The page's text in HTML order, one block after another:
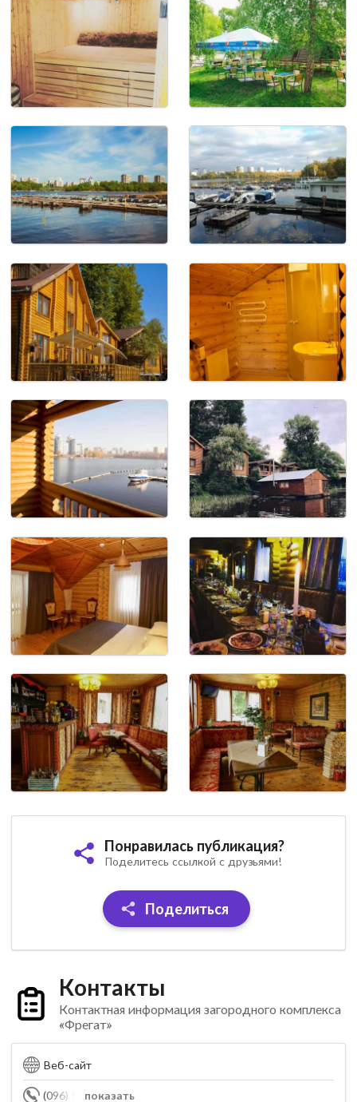
Понравилась публикация?
Поделитесь ссылкой с друзьями!
Поделиться
Контакты
Контактная информация загородного комплекса
«Фрегат»
Веб-сайт
показать
(096) 963-86-05